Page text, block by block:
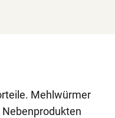
Mehlwürmer